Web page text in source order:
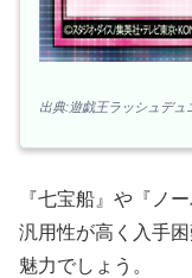
出典:遊戯王ラッシュデュ
『七宝船』や『ノ
汎用性が高く入手
魅力でしょう。